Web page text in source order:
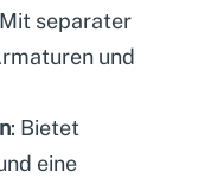
separater
und
: Bietet
eine